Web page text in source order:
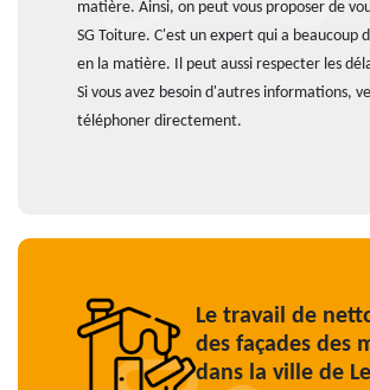
matière. Ainsi, on peut vous proposer de
SG Toiture. C'est un expert qui a beaucoup
en la matière. Il peut aussi respecter les
Si vous avez besoin d'autres informations,
téléphoner directement.
Le travail de
des façades des
dans la ville de